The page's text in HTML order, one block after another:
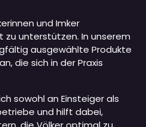
und Imker
zu unterstützen. In unserem
ausgewählte Produkte
die sich in der Praxis
sowohl an Einsteiger als
und hilft dabei,